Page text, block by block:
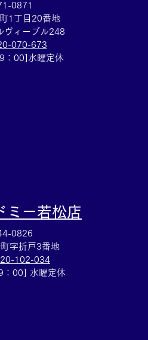
なか重さのある銀杯買
0871
1丁目20番地
ヴィーブル248
070-673
：00]水曜定休
ミー若松店
0826
字折戸3番地
102-034
00] 水曜定休